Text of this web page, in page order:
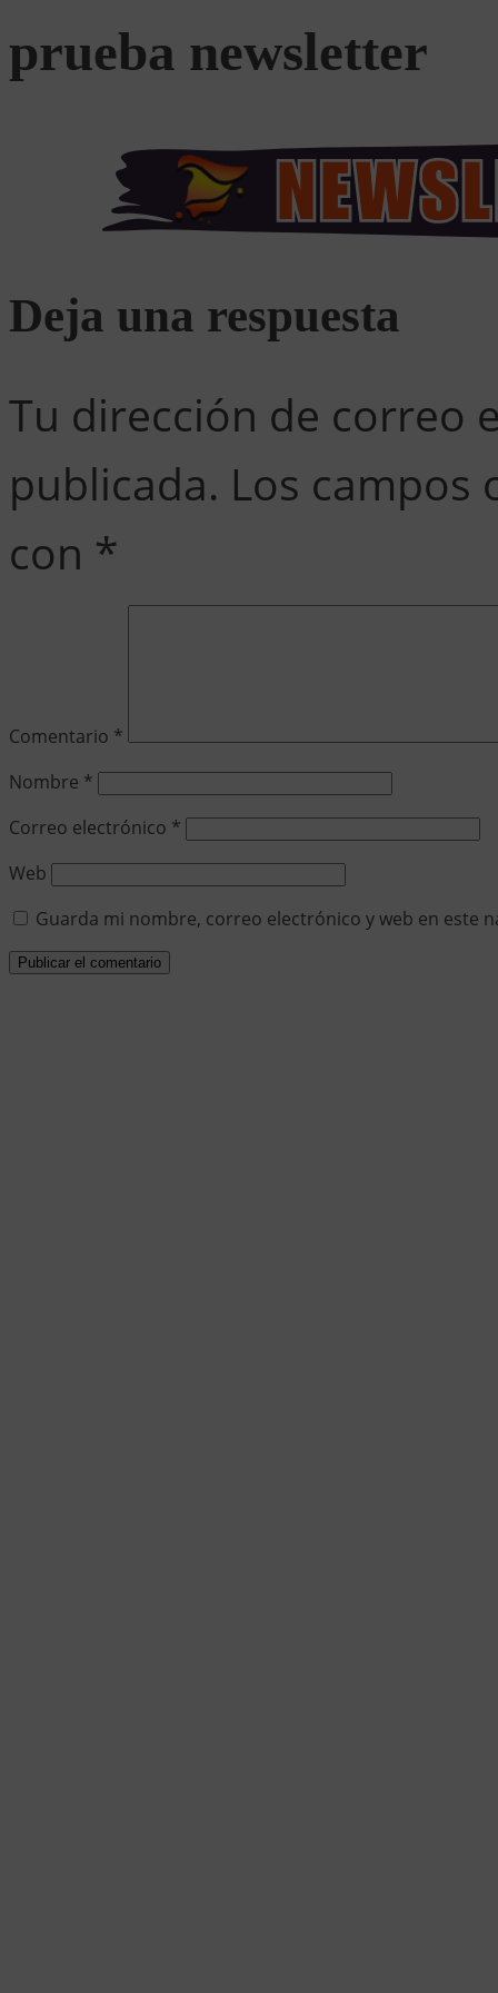
prueba newsletter
Deja una respuesta
Tu dirección de correo
publicada. Los campos
con *
Comentario *
Nombre *
Correo electrónico *
Web
Guarda mi nombre, correo electrónico y web en este